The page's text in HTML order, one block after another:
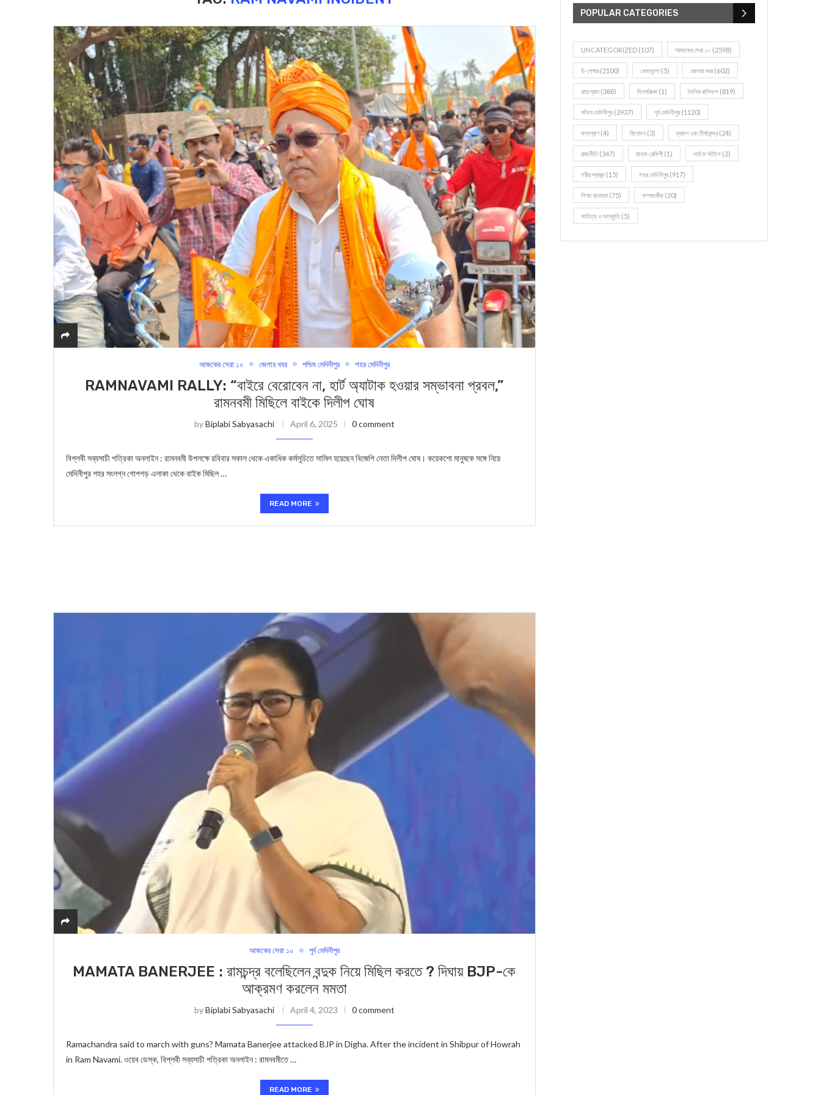
আজকের সেরা ১০ জেলার খবর পশ্চিম মেদিনীপুর শহর মেদিনীপুর
RAMNAVAMI RALLY: “বাইরে বেরোবেন না, হার্ট অ্যাটাক হওয়ার সম্ভাবনা প্রবল,”
রামনবমী মিছিলে বাইকে দিলীপ ঘোষ
byBiplabi Sabyasachi April 6, 2025 0 comment
বিপ্লবী সব্যসাচী পত্রিকা অনলাইন : রামনবমী উপলক্ষে রবিবার সকাল থেকে একাধিক কর্মসূচিতে সামিল হয়েছেন বিজেপি নেতা দিলীপ ঘোষ। কয়েকশো মানুষকে সঙ্গে নিয়ে
মেদিনীপুর শহর সংলগ্ন গোপগড় এলাকা থেকে বাইক মিছিল …
READ MORE
আজকের সেরা ১০ পূর্ব মেদিনীপুর
MAMATA BANERJEE : রামচন্দ্র বলেছিলেন বন্দুক নিয়ে মিছিল করতে ? দিঘায় BJP-কে
আক্রমণ করলেন মমতা
byBiplabi Sabyasachi April 4, 2023 0 comment
Ramachandra said to march with guns? Mamata Banerjee attacked BJP in Digha. After the incident in Shibpur of Howrah
in Ram Navami. ওয়েব ডেস্ক, বিপ্লবী সব্যসাচী পত্রিকা অনলাইন : রামনবমীতে …
READ MORE
POPULAR CATEGORIES
UNCATEGORIZED (107) আজকের সেরা ১০ (2598)
ই-পেপার (2100) খেলাধূলো (5) জেলার খবর (602)
ঝাড়গ্রাম (388) দিনপঞ্জিকা (1) দৈনিক রাশিফল (819)
পশ্চিম মেদিনীপুর (2937) পূর্ব মেদিনীপুর (1120)
বন্যপ্রাণ (4) বিনোদন (3) ভ্রমণ এবং তীর্থকেন্দ্র (24)
রাজনীতি(347) রান্না-রেসিপী (1) লাইফ স্টাইল (2)
শরীর স্বাস্থ্য (15) শহর মেদিনীপুর (917)
শিক্ষা ব্যবস্থা (75) সম্পাদকীয় (20)
সাহিত্য ও সংস্কৃতি(5)